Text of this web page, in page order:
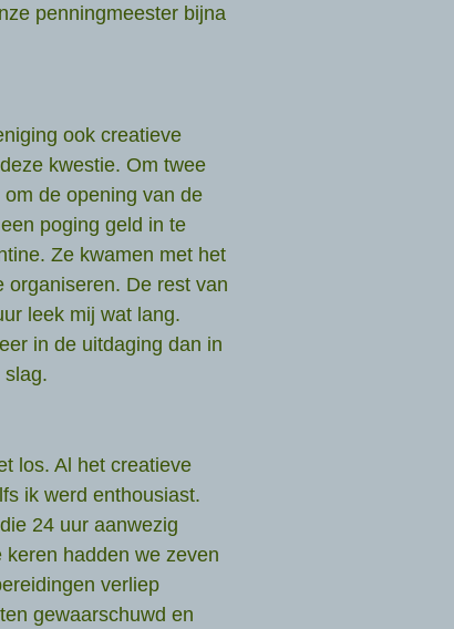
penningmeester bijna
ook creatieve
kwestie. Om twee
de opening van de
poging geld in te
Ze kwamen met het
organiseren. De rest van
leek mij wat lang.
in de uitdaging dan in
slag.
los. Al het creatieve
ik werd enthousiast.
24 uur aanwezig
hadden we zeven
verliep
gewaarschuwd en